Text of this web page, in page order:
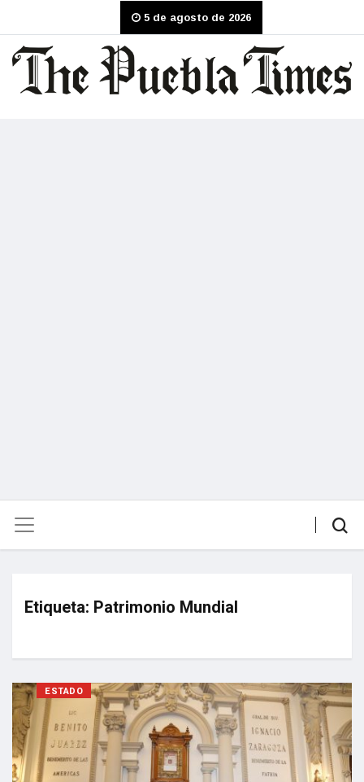
5 de agosto de 2026
Etiqueta: Patrimonio Mundial
ESTADO